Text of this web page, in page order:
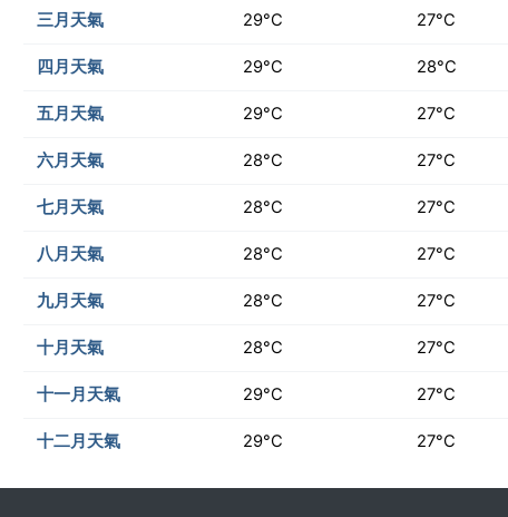
三月天氣 29°C 27°C
四月天氣 29°C 28°C
五月天氣 29°C 27°C
六月天氣 28°C 27°C
七月天氣 28°C 27°C
八月天氣 28°C 27°C
九月天氣 28°C 27°C
十月天氣 28°C 27°C
十一月天氣 29°C 27°C
十二月天氣 29°C 27°C